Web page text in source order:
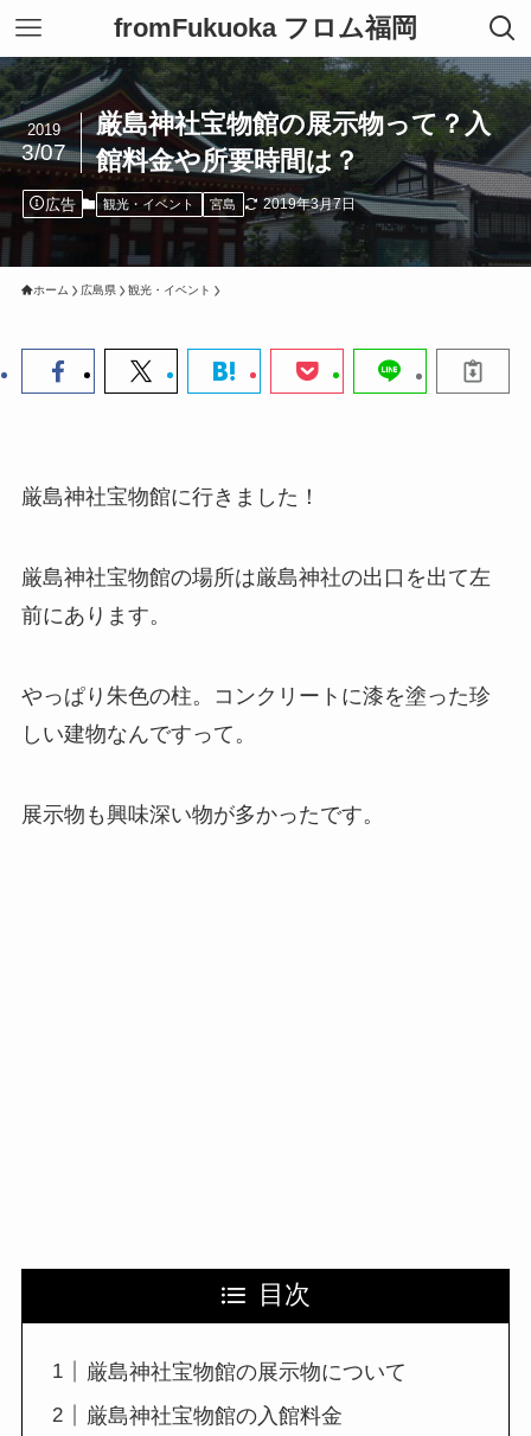
fromFukuoka フロム福岡
厳島神社宝物館の展示物って？入
館料金や所要時間は？
2019
3/07
広告 観光・イベント 宮島 2019年3月7日
ホーム 広島県 観光・イベント
厳島神社宝物館に行きました！
厳島神社宝物館の場所は厳島神社の出口を出て左
前にあります。
やっぱり朱色の柱。コンクリートに漆を塗った珍
しい建物なんですって。
展示物も興味深い物が多かったです。
目次
厳島神社宝物館の展示物について
厳島神社宝物館の入館料金